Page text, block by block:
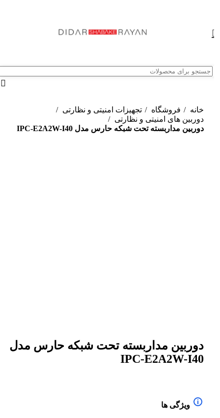
خانه فروشگاه
تجهیزات امنیتی و نظارتی
دوربین های امنیتی و نظارتی
دوربین مداربسته تحت شبکه حارس مدل IPC-E2A2W-I40
دوربین مداربسته تحت شبکه حارس مدل
IPC-E2A2W-I40
ویژگی ها